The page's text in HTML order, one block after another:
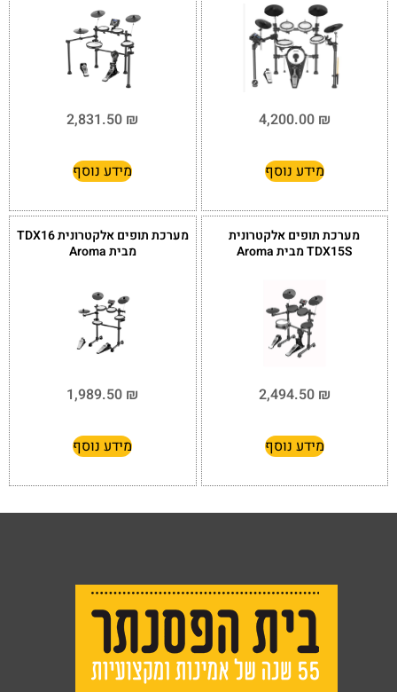
4,200.00 ₪
מידע נוסף
2,831.50 ₪
מידע נוסף
מערכת תופים אלקטרונית
TDX15S מבית Aroma
2,494.50 ₪
מידע נוסף
מערכת תופים אלקטרונית TDX16
מבית Aroma
1,989.50 ₪
מידע נוסף